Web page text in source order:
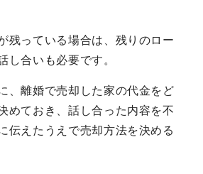
残っている場合は、残りのロー
し合いも必要です。
、離婚で売却した家の代金をど
めておき、話し合った内容を不
伝えたうえで売却方法を決める